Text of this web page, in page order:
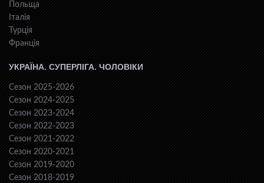
Польща
Італія
Турція
Франція
УКРАЇНА. СУПЕРЛІГА. ЧОЛОВІКИ
Сезон 2025-2026
Сезон 2024-2025
Сезон 2023-2024
Сезон 2022-2023
Сезон 2021-2022
Сезон 2020-2021
Сезон 2019-2020
Сезон 2018-2019